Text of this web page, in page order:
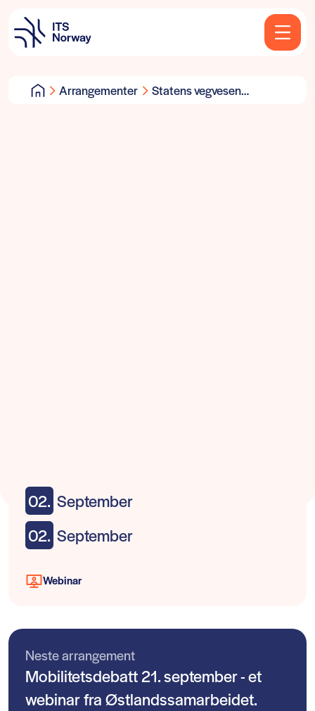
Arrangementer
Statens vegvesen
02. September
02. September
Webinar
Neste arrangement
Mobilitetsdebatt 21. september - et
webinar fra Østlandssamarbeidet.